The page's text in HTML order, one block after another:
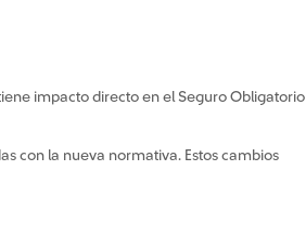
impacto directo en el Seguro Obligatorio
con la nueva normativa. Estos cambios